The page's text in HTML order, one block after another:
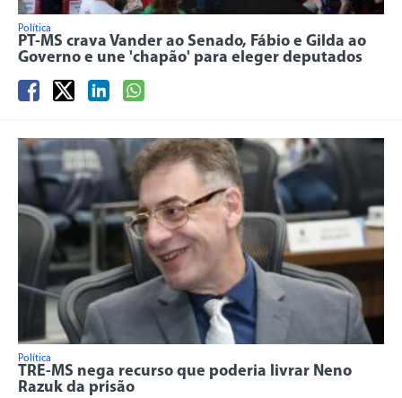
Política
PT-MS crava Vander ao Senado, Fábio e Gilda ao
Governo e une 'chapão' para eleger deputados
Política
TRE-MS nega recurso que poderia livrar Neno
Razuk da prisão